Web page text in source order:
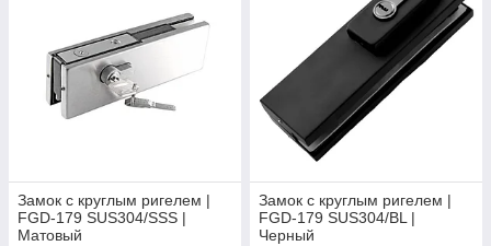
Замок с круглым ригелем |
FGD-179 SUS304/SSS |
Матовый
Замок с круглым ригелем |
FGD-179 SUS304/BL |
Черный